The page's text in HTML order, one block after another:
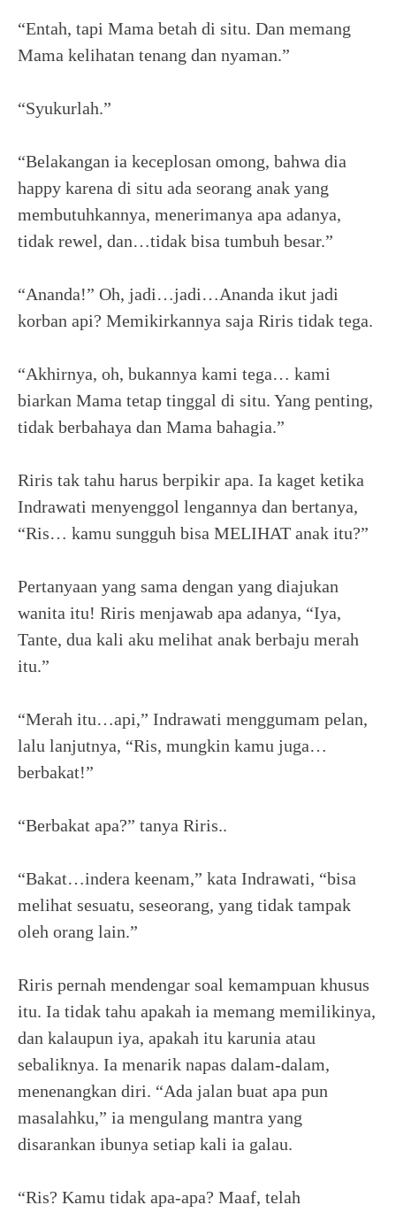
“Entah, tapi Mama betah di situ. Dan memang
Mama kelihatan tenang dan nyaman.”
“Syukurlah.”
“Belakangan ia keceplosan omong, bahwa dia
happy karena di situ ada seorang anak yang
membutuhkannya, menerimanya apa adanya,
tidak rewel, dan…tidak bisa tumbuh besar.”
“Ananda!” Oh, jadi…jadi…Ananda ikut jadi
korban api? Memikirkannya saja Riris tidak tega.
“Akhirnya, oh, bukannya kami tega… kami
biarkan Mama tetap tinggal di situ. Yang penting,
tidak berbahaya dan Mama bahagia.”
Riris tak tahu harus berpikir apa. Ia kaget ketika
Indrawati menyenggol lengannya dan bertanya,
“Ris… kamu sungguh bisa MELIHAT anak itu?”
Pertanyaan yang sama dengan yang diajukan
wanita itu! Riris menjawab apa adanya, “Iya,
Tante, dua kali aku melihat anak berbaju merah
itu.”
“Merah itu…api,” Indrawati menggumam pelan,
lalu lanjutnya, “Ris, mungkin kamu juga…
berbakat!”
“Berbakat apa?” tanya Riris..
“Bakat…indera keenam,” kata Indrawati, “bisa
melihat sesuatu, seseorang, yang tidak tampak
oleh orang lain.”
Riris pernah mendengar soal kemampuan khusus
itu. Ia tidak tahu apakah ia memang memilikinya,
dan kalaupun iya, apakah itu karunia atau
sebaliknya. Ia menarik napas dalam-dalam,
menenangkan diri. “Ada jalan buat apa pun
masalahku,” ia mengulang mantra yang
disarankan ibunya setiap kali ia galau.
“Ris? Kamu tidak apa-apa? Maaf, telah